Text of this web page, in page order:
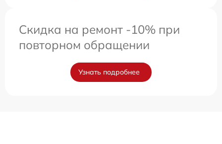
Скидка на ремонт -10% при
повторном обращении
Узнать подробнее